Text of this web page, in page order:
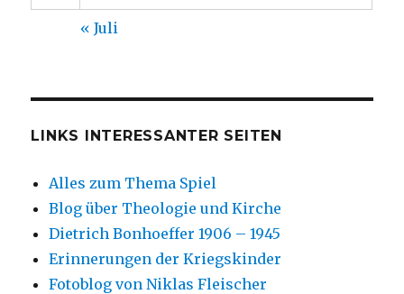
« Juli
LINKS INTERESSANTER SEITEN
Alles zum Thema Spiel
Blog über Theologie und Kirche
Dietrich Bonhoeffer 1906 – 1945
Erinnerungen der Kriegskinder
Fotoblog von Niklas Fleischer